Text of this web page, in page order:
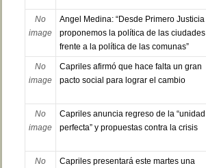
No
image
Angel Medina: “Desde Primero Justicia
proponemos la política de las ciudades
frente a la política de las comunas”
No
image
Capriles afirmó que hace falta un gran
pacto social para lograr el cambio
No
image
Capriles anuncia regreso de la “unidad
perfecta” y propuestas contra la crisis
No
Capriles presentará este martes una